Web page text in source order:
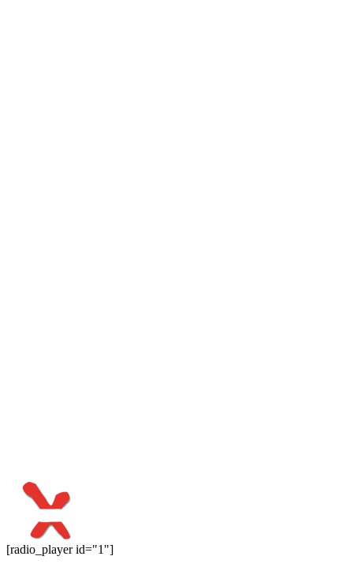
[radio_player id="1"]